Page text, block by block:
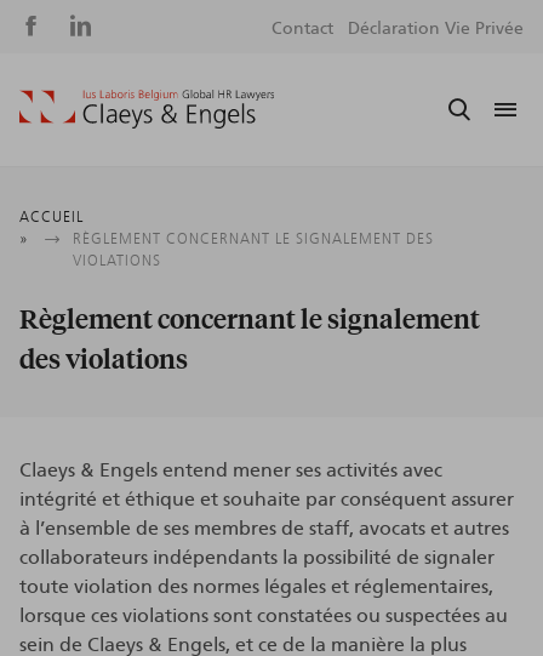
Social
Contact Déclaration Vie Privée
Fil
d'Ariane
ACCUEIL
RÈGLEMENT CONCERNANT LE SIGNALEMENT DES
VIOLATIONS
Règlement concernant le signalement
des violations
Claeys & Engels entend mener ses activités avec
intégrité et éthique et souhaite par conséquent assurer
à l’ensemble de ses membres de staff, avocats et autres
collaborateurs indépendants la possibilité de signaler
toute violation des normes légales et réglementaires,
lorsque ces violations sont constatées ou suspectées au
sein de Claeys & Engels, et ce de la manière la plus